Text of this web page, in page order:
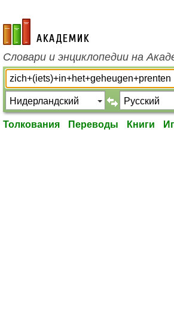
academic.ru
Словари и энциклопедии на
Толкования Переводы Книги